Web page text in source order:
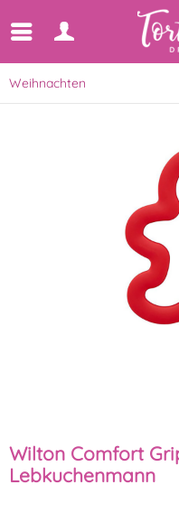
Weihnachten
Wilton Comfort
Lebkuchenmann